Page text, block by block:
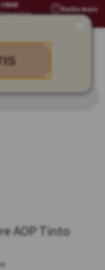
Saiba mais
AOP Tinto